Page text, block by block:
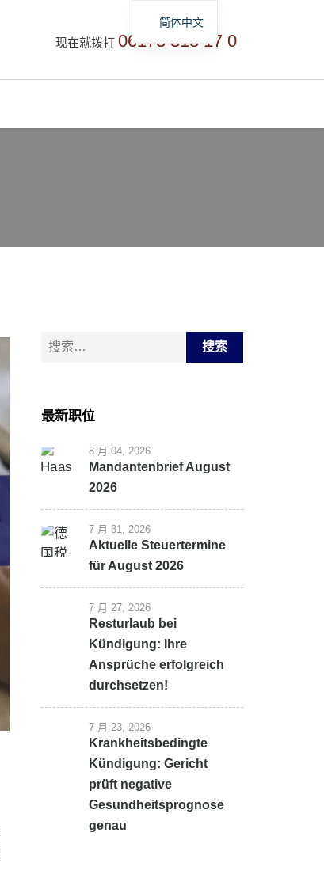
现在就拨打 06173 318 17 0
搜索：
最新职位
8 月 04, 2026
Mandantenbrief August
2026
7 月 31, 2026
Aktuelle Steuertermine
für August 2026
7 月 27, 2026
Resturlaub bei
Kündigung: Ihre
Ansprüche erfolgreich
durchsetzen!
7 月 23, 2026
Krankheitsbedingte
Kündigung: Gericht
prüft negative
Gesundheitsprognose
genau
简体中文
Deutsch